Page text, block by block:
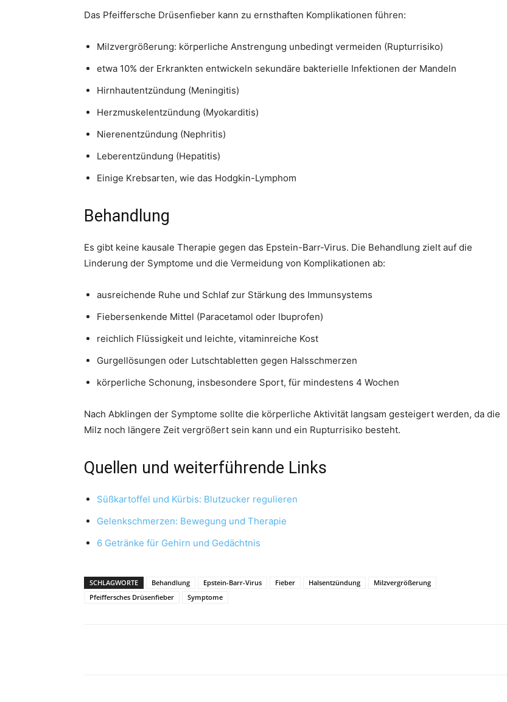
Das Pfeiffersche Drüsenfieber kann zu ernsthaften Komplikationen führen:
Milzvergrößerung: körperliche Anstrengung unbedingt vermeiden (Rupturrisiko)
etwa 10% der Erkrankten entwickeln sekundäre bakterielle Infektionen der Mandeln
Hirnhautentzündung (Meningitis)
Herzmuskelentzündung (Myokarditis)
Nierenentzündung (Nephritis)
Leberentzündung (Hepatitis)
Einige Krebsarten, wie das Hodgkin-Lymphom
Behandlung
Es gibt keine kausale Therapie gegen das Epstein-Barr-Virus. Die Behandlung zielt auf die
Linderung der Symptome und die Vermeidung von Komplikationen ab:
ausreichende Ruhe und Schlaf zur Stärkung des Immunsystems
Fiebersenkende Mittel (Paracetamol oder Ibuprofen)
reichlich Flüssigkeit und leichte, vitaminreiche Kost
Gurgellösungen oder Lutschtabletten gegen Halsschmerzen
körperliche Schonung, insbesondere Sport, für mindestens 4 Wochen
Nach Abklingen der Symptome sollte die körperliche Aktivität langsam gesteigert werden, da die
Milz noch längere Zeit vergrößert sein kann und ein Rupturrisiko besteht.
Quellen und weiterführende Links
Süßkartoffel und Kürbis: Blutzucker regulieren
Gelenkschmerzen: Bewegung und Therapie
6 Getränke für Gehirn und Gedächtnis
SCHLAGWORTE Behandlung Epstein-Barr-Virus Fieber Halsentzündung
Milzvergrößerung
Pfeiffersches Drüsenfieber
Symptome